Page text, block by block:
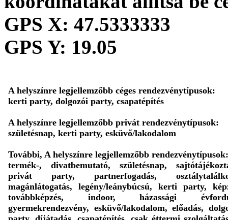
GPS X: 47.5333333
GPS Y: 19.05
A helyszínre legjellemzőbb céges rendezvénytípusok:
kerti party, dolgozói party, csapatépítés
A helyszínre legjellemzőbb privát rendezvénytípusok:
születésnap, kerti party, esküvő/lakodalom
További, A helyszínre legjellemzőbb rendezvénytípusok:
termék-, divatbemutató, születésnap,
privát party, partnerfogadás,
magánlátogatás, legény/leánybúcsú, kerti party,
továbbképzés, indoor, házassági
gyermekrendezvény, esküvő/lakodalom, előadás,